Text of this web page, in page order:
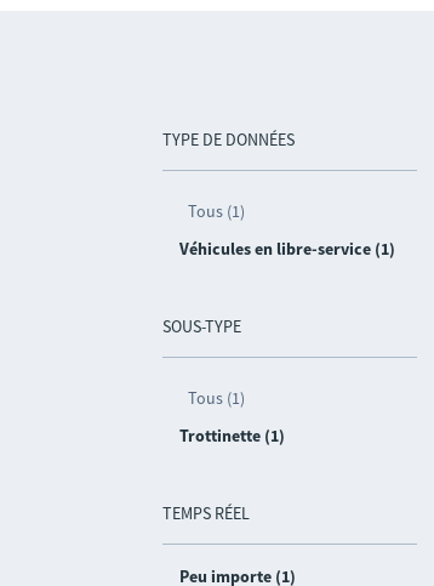
TYPE DE DONNÉES
Tous (1)
Véhicules en libre-service (1)
SOUS-TYPE
Tous (1)
Trottinette (1)
TEMPS RÉEL
Peu importe (1)